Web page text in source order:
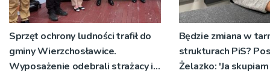
Sprzęt ochrony ludności trafił do
gminy Wierzchosławice.
Wyposażenie odebrali strażacy i
Będzie zmiana w
strukturach PiS?
Żelazko: 'Ja